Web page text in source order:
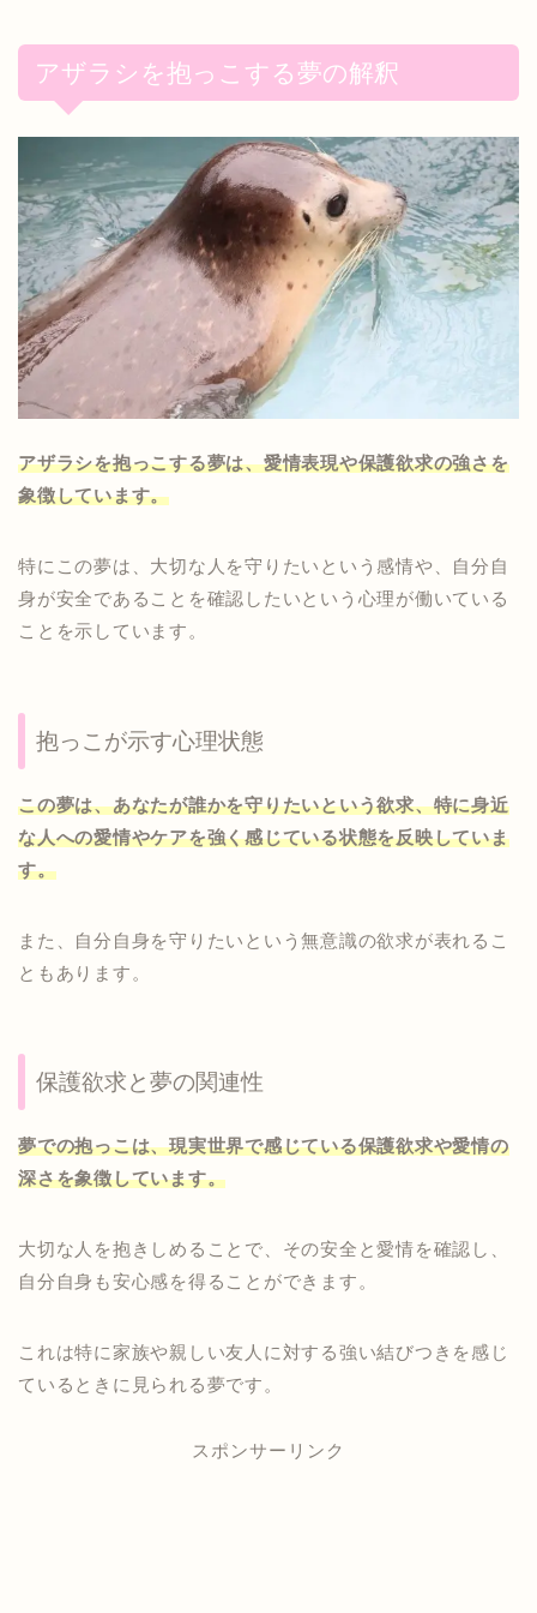
アザラシを抱っこする夢の解釈
アザラシを抱っこする夢は、愛情表現や保護欲求の強さを
象徴しています。
特にこの夢は、大切な人を守りたいという感情や、自分自
身が安全であることを確認したいという心理が働いている
ことを示しています。
抱っこが示す心理状態
この夢は、あなたが誰かを守りたいという欲求、特に身近
な人への愛情やケアを強く感じている状態を反映していま
す。
また、自分自身を守りたいという無意識の欲求が表れるこ
ともあります。
保護欲求と夢の関連性
夢での抱っこは、現実世界で感じている保護欲求や愛情の
深さを象徴しています。
大切な人を抱きしめることで、その安全と愛情を確認し、
自分自身も安心感を得ることができます。
これは特に家族や親しい友人に対する強い結びつきを感じ
ているときに見られる夢です。
スポンサーリンク